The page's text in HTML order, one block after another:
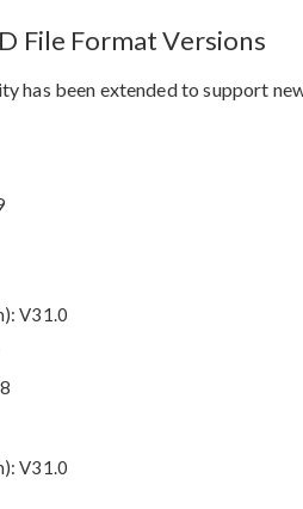
File Format Versions
has been extended to support
V31.0
V31.0